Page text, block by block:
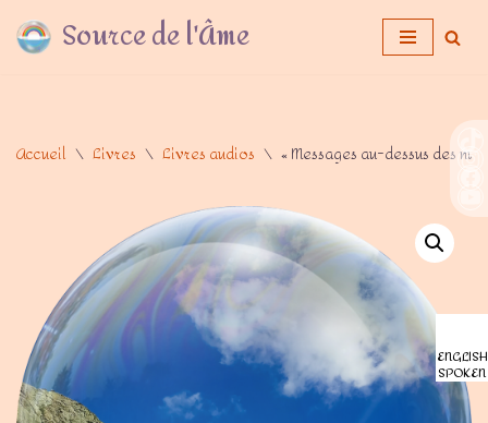
Aller Source de l'Âme
Accueil \ Livres \ Livres audios \ « Messages au-dessus des
ENGLISH
SPOKEN